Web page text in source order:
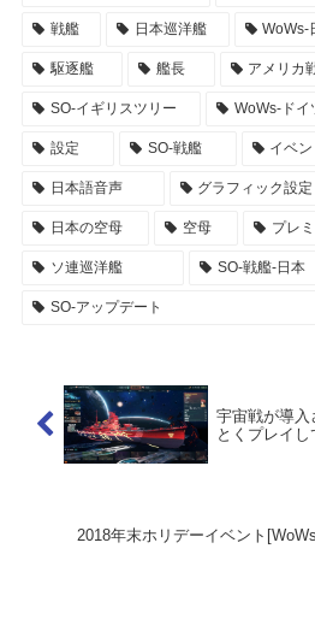
戦艦 日本巡洋艦 WoWs-
駆逐艦 艦長 アメリカ
SO-イギリスツリー WoWs-ドイ
設定 SO-戦艦 イベン
日本語音声 グラフィック設定
日本の空母 空母 プレ
ソ連巡洋艦 SO-戦艦-日本
SO-アップデート
宇宙戦が導入
とくプレイ
2018年末ホリデーイベント